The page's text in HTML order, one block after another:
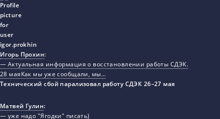
Игорь Прохин:
— Актуальная информация о восстановлении работы СДЭК.
28 маяКак мы уже сообщали, мы…
Технический сбой парализовал работу СДЭК 26–27 мая
Матвей Гулин:
— уже надо "Ягодки" писать)